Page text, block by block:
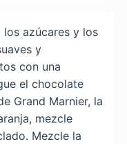
los azúcares y los
y
con una
el chocolate
Grand Marnier, la
mezcle
Mezcle la